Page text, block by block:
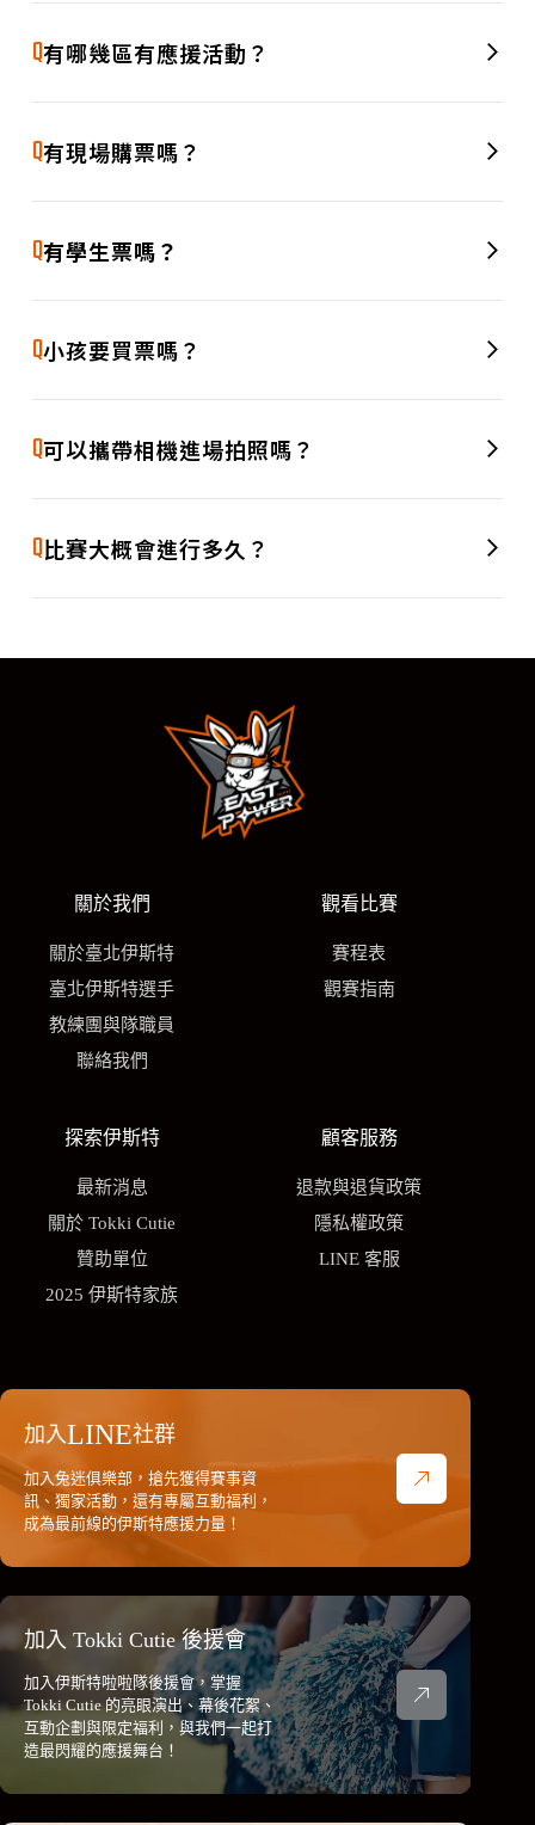
位，讓大家看球之餘，也能大快朵頤。
Q有哪幾區有應援活動？
Q有現場購票嗎？
時起意也能隨時加入我們，一起進場為球員加油！
Q有學生票嗎？
Q小孩要買票嗎？
A 的兒童可由一位購票者免費攜帶進場（一位購票者限帶一名兒
童）。提醒您，未購票之兒童恕不提供座位，建議斟酌需求安
Q可以攜帶相機進場拍照嗎？
A響其他觀眾觀賽，並避免使用閃光燈或腳架等大型設備，以維
持良好觀賞品質。
Q比賽大概會進行多久？
過中場的精彩應援！
關於我們
關於臺北伊斯特
臺北伊斯特選手
教練團與隊職員
聯絡我們
觀看比賽
賽程表
觀賽指南
探索伊斯特
最新消息
關於 Tokki Cutie
贊助單位
2025 伊斯特家族
顧客服務
退款與退貨政策
隱私權政策
LINE 客服
加入LINE社群
加入兔迷俱樂部，搶先獲得賽事資
訊、獨家活動，還有專屬互動福利，
成為最前線的伊斯特應援力量！
加入 Tokki Cutie 後援會
加入伊斯特啦啦隊後援會，掌握
Tokki Cutie 的亮眼演出、幕後花絮、
互動企劃與限定福利，與我們一起打
造最閃耀的應援舞台！